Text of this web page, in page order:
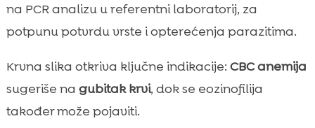
na PCR analizu u referentni laboratorij, za
potpunu potvrdu vrste i opterećenja parazitima.
Krvna slika otkriva ključne indikacije: CBC anemija
sugeriše na gubitak krvi, dok se eozinofilija
također može pojaviti.